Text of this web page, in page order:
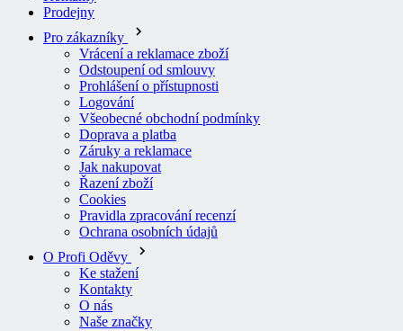
Pro zákazníky
Vrácení a reklamace zboží
Odstoupení od smlouvy
Prohlášení o přístupnosti
Logování
Všeobecné obchodní podmínky
Doprava a platba
Záruky a reklamace
Jak nakupovat
Řazení zboží
Cookies
Pravidla zpracování recenzí
Ochrana osobních údajů
O Profi Oděvy
Ke stažení
Kontakty
O nás
Naše značky
Pomáháme